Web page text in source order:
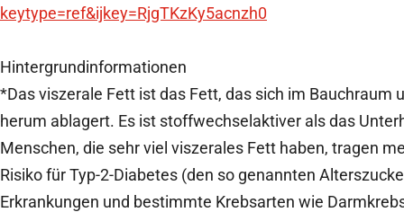
keytype=ref&ijkey=RjgTKzKy5acnzh0
Hintergrundinformationen
*Das viszerale Fett ist das Fett, das sich im Bauchraum
herum ablagert. Es ist stoffwechselaktiver als das
Menschen, die sehr viel viszerales Fett haben, tragen
Risiko für Typ-2-Diabetes (den so genannten
Erkrankungen und bestimmte Krebsarten wie